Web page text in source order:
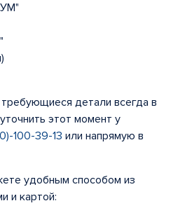
детали всегда в
этот момент у
100-39-13 или напрямую в
удобным способом из
и картой: